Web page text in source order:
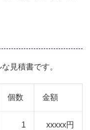
見積書です。
個数 金額
1 xxxxx円